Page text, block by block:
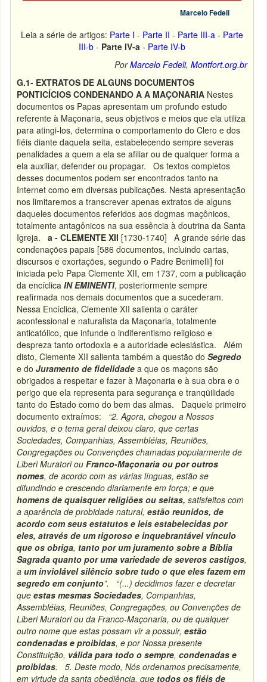
Marcelo Fedeli
Leia a série de artigos: Parte I - Parte II - Parte III-a- Parte
III-b- Parte IV-a- Parte IV-b
PorMarcelo Fedeli, Montfort.org.br
G.1- EXTRATOS DE ALGUNS DOCUMENTOS
PONTICÍCIOS CONDENANDO A A MAÇONARIA Nestes
documentos os Papas apresentam um profundo estudo
referente à Maçonaria, seus objetivos e meios que ela utiliza
para atingi-los, determina o comportamento do Clero e dos
fiéis diante daquela seita, estabelecendo sempre severas
penalidades a quem a ela se afiliar ou de qualquer forma a
ela auxiliar, defender ou propagar. Os textos completos
desses documentos podem ser encontrados tanto na
Internet como em diversas publicações. Nesta apresentação
nos limitaremos a transcrever apenas extratos de alguns
daqueles documentos referidos aos dogmas maçônicos,
totalmente antagônicos na sua essência à doutrina da Santa
Igreja.a - CLEMENTE XII [1730-1740] A grande série das
condenações papais [586 documentos, incluindo cartas,
discursos e exortações, segundo o Padre Benimelli] foi
iniciada pelo Papa Clemente XII, em 1737, com a publicação
da encíclicaIN EMINENTI, posteriormente sempre
reafirmada nos demais documentos que a sucederam.
Nessa Encíclica, Clemente XII salienta o caráter
aconfessional e naturalista da Maçonaria, totalmente
anticatólico, que infunde o indiferentismo religioso e
despreza tanto ortodoxia e a autoridade eclesiástica. Além
disto, Clemente XII salienta também a questão doSegredo
e doJuramento de fidelidade a que os maçons são
obrigados a respeitar e fazer à Maçonaria e à sua obra e o
perigo que ela representa para segurança e tranqüilidade
tanto do Estado como do bem das almas. Daquele primeiro
documento extraímos: “2. Agora, chegou a Nossos
ouvidos, e o tema geral deixou claro, que certas
Sociedades, Companhias, Assembléias, Reuniões,
Congregações ou Convenções chamadas popularmente de
Liberi Muratori ouFranco-Maçonaria ou por outros
nomes, de acordo com as várias línguas, estão se
difundindo e crescendo diariamente em força; e que
homens de quaisquer religiões ou seitas, satisfeitos com
a aparência de probidade natural,estão reunidos, de
acordo com seus estatutos e leis estabelecidas por
eles, através de um rigoroso e inquebrantável vínculo
que os obriga, tanto por um juramento sobre a Bíblia
Sagrada quanto por uma variedade de severos castigos,
aum inviolável silêncio sobre tudo o que eles fazem em
segredo em conjunto”.
“(...) decidimos fazer e decretar
queestas mesmas Sociedades, Companhias,
Assembléias, Reuniões, Congregações, ou Convenções de
Liberi Muratori ou da Franco-Maçonaria, ou de qualquer
outro nome que estas possam vir a possuir,estão
condenadas e proibidas, e por Nossa presente
Constituição, válida para todo o sempre,condenadas e
proibidas.
5. Deste modo, Nós ordenamos precisamente,
em virtude da santa obediência, que todos os fiéis de